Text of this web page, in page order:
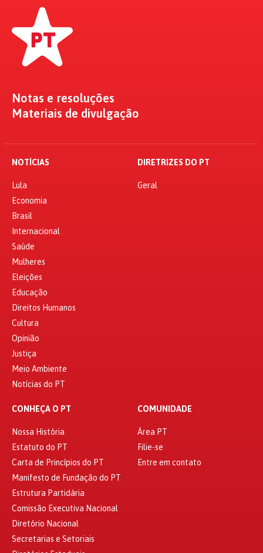
Notas e resoluções
Materiais de divulgação
NOTÍCIAS
Lula
Economia
Brasil
Internacional
Saúde
Mulheres
Eleições
Educação
Direitos Humanos
Cultura
Opinião
Justiça
Meio Ambiente
Notícias do PT
DIRETRIZES DO PT
Geral
CONHEÇA O PT
Nossa História
Estatuto do PT
Carta de Princípios do PT
Manifesto de Fundação do PT
Estrutura Partidária
Comissão Executiva Nacional
Diretório Nacional
Secretarias e Setoriais
COMUNIDADE
Área PT
Filie-se
Entre em contato